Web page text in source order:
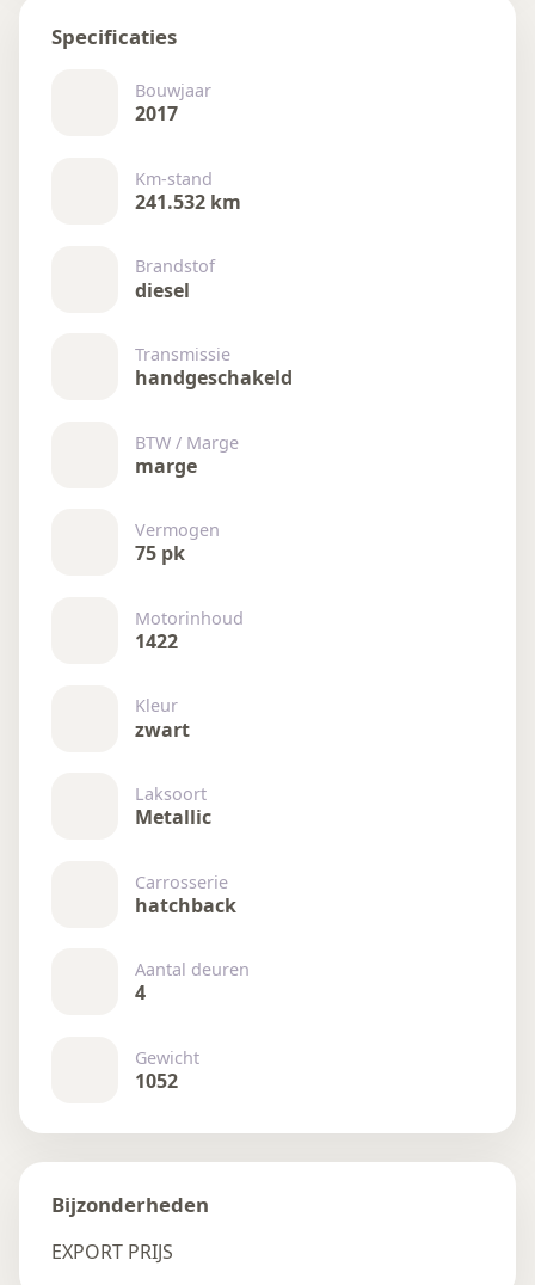
Specificaties
Bouwjaar
2017
Km-stand
241.532 km
Brandstof
diesel
Transmissie
handgeschakeld
BTW / Marge
marge
Vermogen
75 pk
Motorinhoud
1422
Kleur
zwart
Laksoort
Metallic
Carrosserie
hatchback
Aantal deuren
4
Gewicht
1052
Bijzonderheden
EXPORT PRIJS